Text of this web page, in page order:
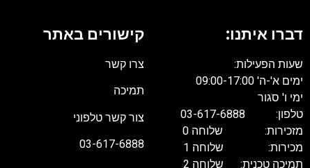
דברו איתנו:
שעות הפעילות:
ימים א'-ה' 09:00-17:00
ימי ו' סגור
טלפון: 03-617-6888
מזכירות: שלוחה 0
מכירות: שלוחה 1
תמיכה טכנית: שלוחה 2
קישורים באתר
צרו קשר
תמיכה
צור קשר טלפוני
03-617-6888